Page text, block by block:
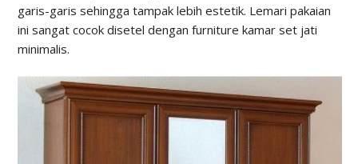
garis-garis sehingga tampak lebih estetik. Lemari pakaian
ini sangat cocok disetel dengan furniture kamar set jati
minimalis.